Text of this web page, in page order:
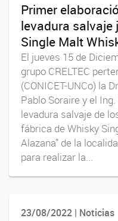
Primer
levadura salvaje
Single Malt
El jueves 15 de
grupo CRELTEC
(CONICET-UNCo) la
Pablo Soraire y el
levadura salvaje de
fábrica de Whisky
Alazana” de la
para realizar la...
23/08/2022 | Noticias